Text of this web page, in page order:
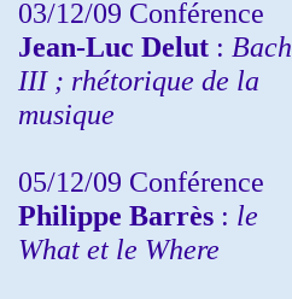
03/12/09 Conférence
Jean-Luc Delut : Bach
III ; rhétorique de la
musique
05/12/09 Conférence
Philippe Barrès : le
What et le Where